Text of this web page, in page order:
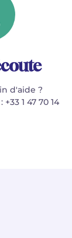
d'aide ?
1 47 70 14